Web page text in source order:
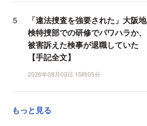
「違法捜査を強要された」大阪地
検特捜部での研修でパワハラか、
被害訴えた検事が退職していた
【手記全文】
2026年08月03日 15時05分
もっと見る